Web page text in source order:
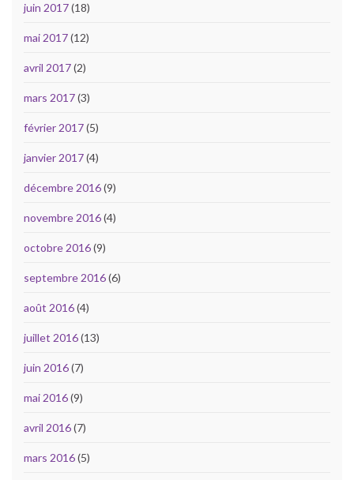
juin 2017(18)
mai 2017(12)
avril 2017(2)
mars 2017(3)
février 2017(5)
janvier 2017(4)
décembre 2016(9)
novembre 2016(4)
octobre 2016(9)
septembre 2016(6)
août 2016(4)
juillet 2016(13)
juin 2016(7)
mai 2016(9)
avril 2016(7)
mars 2016(5)